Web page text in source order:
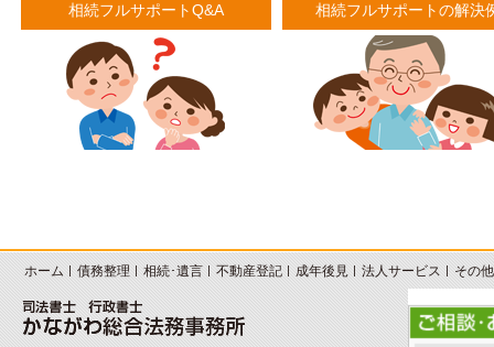
相続フルサポートQ&A 相続フルサポートの解決
ホーム 債務整理 相続･遺言 不動産登記 成年後見 法人サービス その